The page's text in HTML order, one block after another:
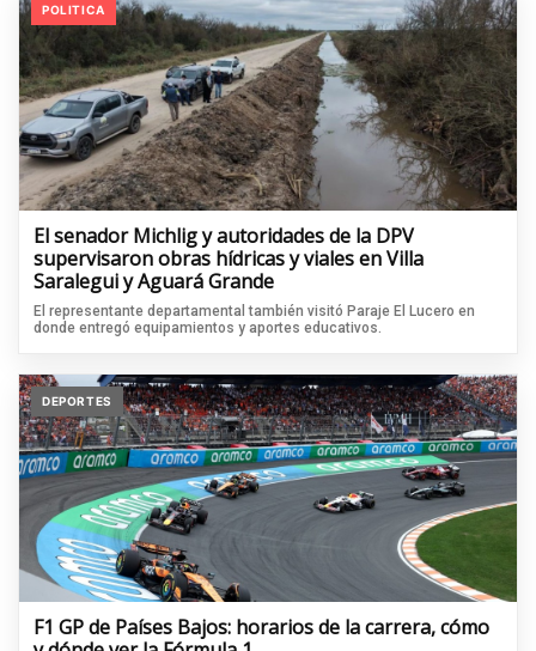
POLITICA
El senador Michlig y autoridades de la DPV
supervisaron obras hídricas y viales en Villa
Saralegui y Aguará Grande
El representante departamental también visitó Paraje El Lucero en
donde entregó equipamientos y aportes educativos.
DEPORTES
F1 GP de Países Bajos: horarios de la carrera, cómo